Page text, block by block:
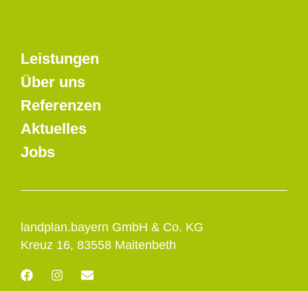
landplan.bayern GmbH & Co. KG
Kreuz 16, 83558 Maitenbeth
F
a
I
E
Leistungen
Über uns
Referenzen
Aktuelles
Jobs